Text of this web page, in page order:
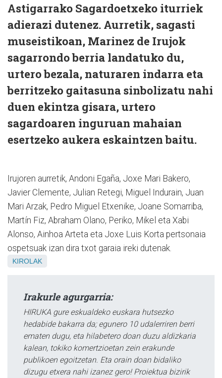
Astigarrako Sagardoetxeko iturriek
adierazi dutenez. Aurretik, sagasti
museistikoan, Marinez de Irujok
sagarrondo berria landatuko du,
urtero bezala, naturaren indarra eta
berritzeko gaitasuna sinbolizatu nahi
duen ekintza gisara, urtero
sagardoaren inguruan mahaian
esertzeko aukera eskaintzen baitu.
Irujoren aurretik, Andoni Egaña, Joxe Mari Bakero,
Javier Clemente, Julian Retegi, Miguel Indurain, Juan
Mari Arzak, Pedro Miguel Etxenike, Joane Somarriba,
Martín Fiz, Abraham Olano, Periko, Mikel eta Xabi
Alonso, Ainhoa Arteta eta Joxe Luis Korta pertsonaia
ospetsuak izan dira txot garaia ireki dutenak.
KIROLAK
Irakurle agurgarria:
HIRUKA gure eskualdeko euskara hutsezko
hedabide bakarra da; egunero 10 udalerriren berri
ematen dugu, eta hilabetero doan duzu aldizkaria
kalean, tokiko komertzioetan zein erakunde
publikoen egoitzetan. Eta orain doan bidaliko
dizugu etxera nahi izanez gero! Proiektua bizirik